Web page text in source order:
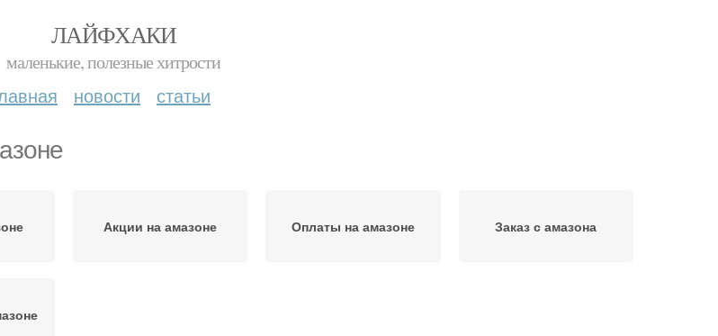
ЛАЙФХАКИ
маленькие, полезные хитрости
новости статьи
Акции на амазоне Оплаты на амазоне Заказ с амазона